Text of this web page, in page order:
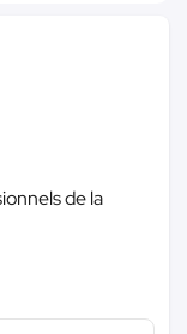
de la